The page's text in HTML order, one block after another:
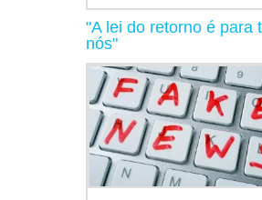
"A lei do retorno é para
nós"